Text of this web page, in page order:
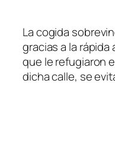
La cogida
gracias a la
que le refugiaron
dicha calle, se